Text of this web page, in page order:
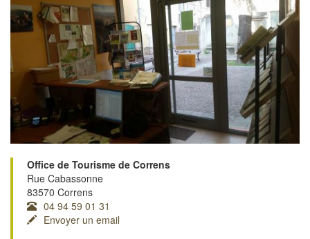
Office de Tourisme de Correns
Rue Cabassonne
83570 Correns
04 94 59 01 31
Envoyer un email